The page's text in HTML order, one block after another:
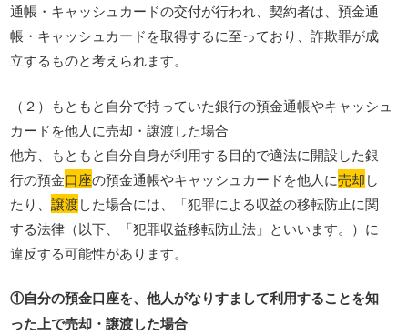
通帳・キャッシュカードの交付が行われ、契約者は、預金通
帳・キャッシュカードを取得するに至っており、詐欺罪が成
立するものと考えられます。
（２）もともと自分で持っていた銀行の預金通帳やキャッシュ
カードを他人に売却・譲渡した場合
他方、もともと自分自身が利用する目的で適法に開設した銀
行の預金口座の預金通帳やキャッシュカードを他人に売却し
たり、譲渡した場合には、「犯罪による収益の移転防止に関
する法律（以下、「犯罪収益移転防止法」といいます。）に
違反する可能性があります。
①自分の預金口座を、他人がなりすまして利用することを知
った上で売却・譲渡した場合